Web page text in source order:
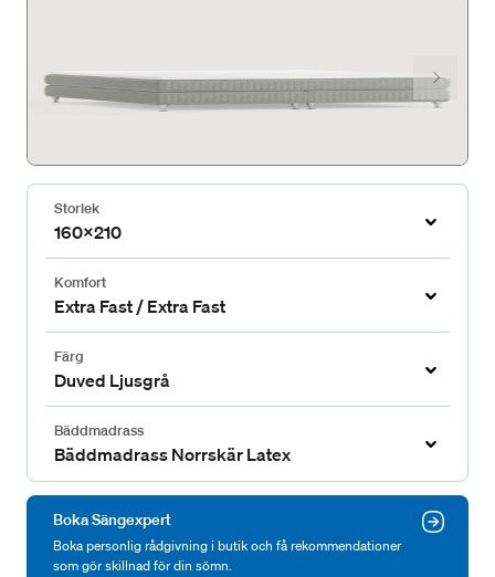
Storlek
160x210
Komfort
Extra Fast / Extra Fast
Färg
Duved Ljusgrå
Bäddmadrass
Bäddmadrass Norrskär Latex
Boka Sängexpert
Boka personlig rådgivning i butik och få rekommendationer
som gör skillnad för din sömn.